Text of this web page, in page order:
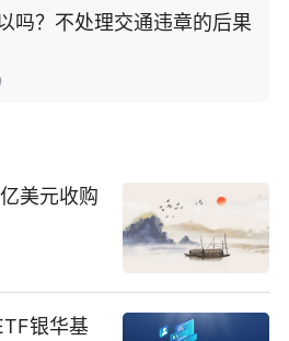
吗？不处理交通违章的后果
美元收购
银华基